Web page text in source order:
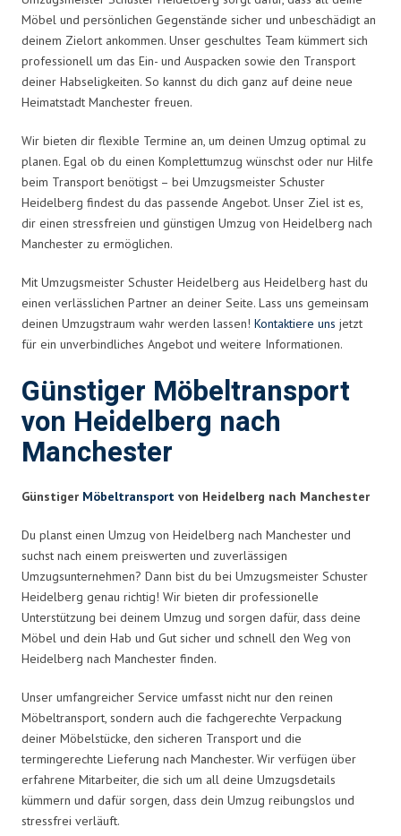
Möbel und persönlichen Gegenstände sicher und unbeschädigt an
deinem Zielort ankommen. Unser geschultes Team kümmert sich
professionell um das Ein- und Auspacken sowie den Transport
deiner Habseligkeiten. So kannst du dich ganz auf deine neue
Heimatstadt Manchester freuen.
Wir bieten dir flexible Termine an, um deinen Umzug optimal zu
planen. Egal ob du einen Komplettumzug wünschst oder nur Hilfe
beim Transport benötigst – bei Umzugsmeister Schuster
Heidelberg findest du das passende Angebot. Unser Ziel ist es,
dir einen stressfreien und günstigen Umzug von Heidelberg nach
Manchester zu ermöglichen.
Mit Umzugsmeister Schuster Heidelberg aus Heidelberg hast du
einen verlässlichen Partner an deiner Seite. Lass uns gemeinsam
deinen Umzugstraum wahr werden lassen! Kontaktiere uns jetzt
für ein unverbindliches Angebot und weitere Informationen.
Günstiger Möbeltransport
von Heidelberg nach
Manchester
Günstiger Möbeltransport von Heidelberg nach Manchester
Du planst einen Umzug von Heidelberg nach Manchester und
suchst nach einem preiswerten und zuverlässigen
Umzugsunternehmen? Dann bist du bei Umzugsmeister Schuster
Heidelberg genau richtig! Wir bieten dir professionelle
Unterstützung bei deinem Umzug und sorgen dafür, dass deine
Möbel und dein Hab und Gut sicher und schnell den Weg von
Heidelberg nach Manchester finden.
Unser umfangreicher Service umfasst nicht nur den reinen
Möbeltransport, sondern auch die fachgerechte Verpackung
deiner Möbelstücke, den sicheren Transport und die
termingerechte Lieferung nach Manchester. Wir verfügen über
erfahrene Mitarbeiter, die sich um all deine Umzugsdetails
kümmern und dafür sorgen, dass dein Umzug reibungslos und
stressfrei verläuft.